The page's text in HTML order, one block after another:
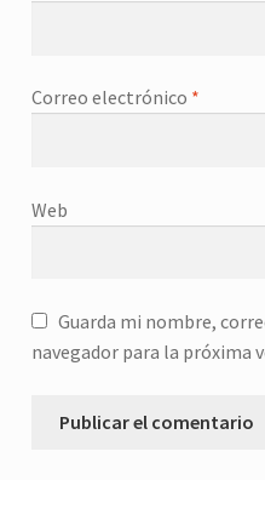
Correo electrónico *
Web
Guarda mi nombre,
navegador para la próxima